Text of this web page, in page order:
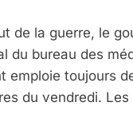
de la guerre, le
du bureau des
emploie toujours
du vendredi.